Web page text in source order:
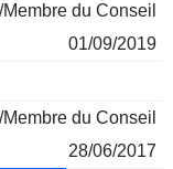
du Conseil
01/09/2019
du Conseil
28/06/2017